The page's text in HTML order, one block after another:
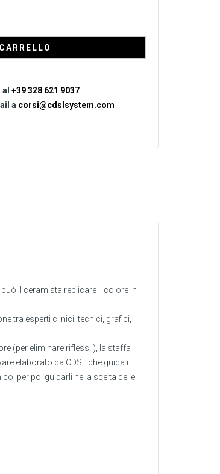
al+39 328 621 9037
a corsi@cdslsystem.com
il ceramista replicare il colore in
tra esperti clinici, tecnici, grafici,
(per eliminare riflessi ), la staffa
elaborato da CDSL che guida i
per poi guidarli nella scelta delle